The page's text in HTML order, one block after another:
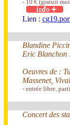
- 10 € (gratuit
Lien :
Blandine
Eric Blanchon
Oeuvres de :
Massenet,
- entrée libre,
Concert des